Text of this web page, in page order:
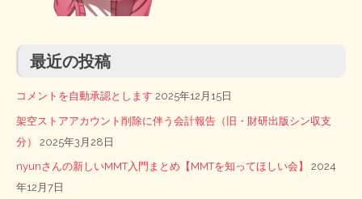
最近の投稿
コメントを自動承認とします 2025年12月15日
架空ストアアカウント削除に伴う会計報告（旧・財研出版シン収支
分）
2025年3月28日
nyunさんの新しいMMT入門まとめ【MMTを知ってほしい会】
2024
年12月7日